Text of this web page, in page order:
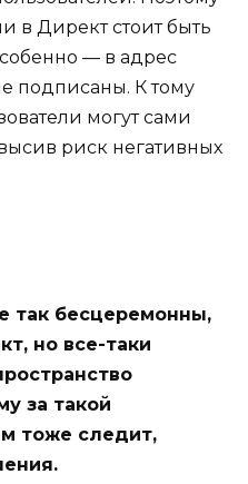
в Директ стоит быть
— в адрес
подписаны. К тому
могут сами
риск негативных
так бесцеремонны,
но все-таки
за такой
тоже следит,